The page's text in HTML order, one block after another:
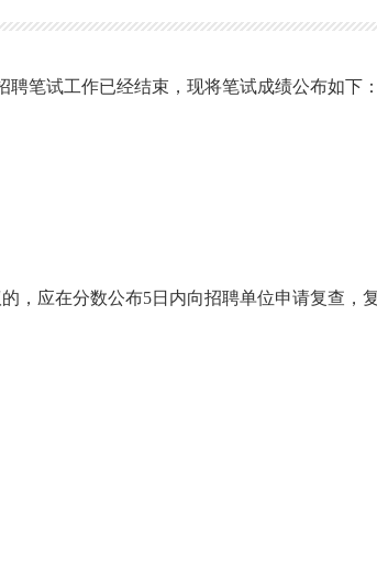
笔试工作已经结束，现将笔试成绩公布如下：
，应在分数公布5日内向招聘单位申请复查，